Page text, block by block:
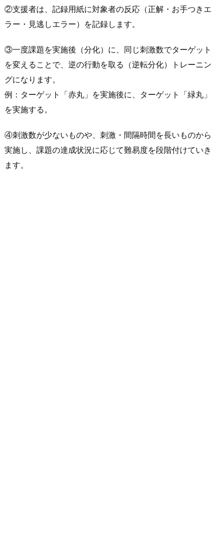
②支援者は、記録用紙に対象者の反応（正解・お手つきエ
ラー・見逃しエラー）を記録します。
③一度課題を実施後（分化）に、同じ刺激数でターゲット
を変えることで、逆の行動を取る（逆転分化）トレーニン
グになります。
例：ターゲット「赤丸」を実施後に、ターゲット「緑丸」
を実施する。
④刺激数が少ないものや、刺激・間隔時間を長いものから
実施し、課題の達成状況に応じて難易度を段階付けていき
ます。